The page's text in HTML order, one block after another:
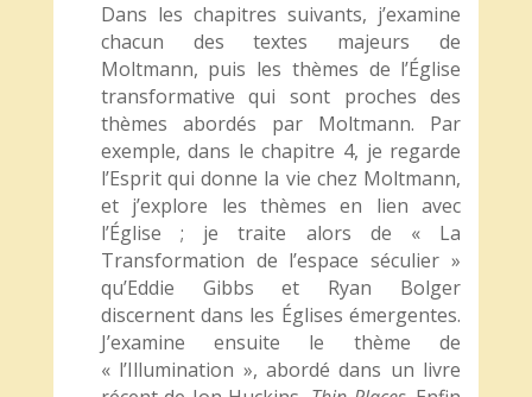
Dans les chapitres suivants, j’examine
chacun des textes majeurs de
Moltmann, puis les thèmes de l’Église
transformative qui sont proches des
thèmes abordés par Moltmann. Par
exemple, dans le chapitre 4, je regarde
l’Esprit qui donne la vie chez Moltmann,
et j’explore les thèmes en lien avec
l’Église ; je traite alors de « La
Transformation de l’espace séculier »
qu’Eddie Gibbs et Ryan Bolger
discernent dans les Églises émergentes.
J’examine ensuite le thème de
« l’Illumination », abordé dans un livre